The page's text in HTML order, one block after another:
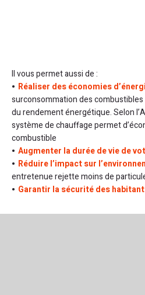
Il vous permet aussi de :
Réaliser des économies
surconsommation des
du rendement énergétique. Selon
système de chauffage permet
combustible
Augmenter la durée de vie de
Réduire l’impact sur
entretenue rejette moins de
Garantir la sécurité des